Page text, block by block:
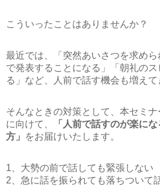
こういったことはありませんか？
最近では、「突然あいさつを求め
で発表することになる」「朝礼のス
る」など、人前で話す機会も増えて
そんなときの対策として、本セミ
に向けて、
「人前で話すのが楽に
方」
をお届けいたします。
1、大勢の前で話しても緊張しない
2、急に話を振られても落ちついて